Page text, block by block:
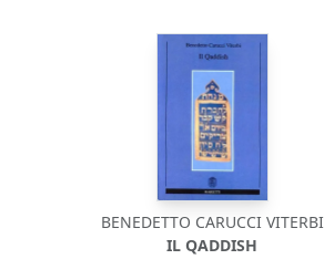
BENEDETTO CARUCCI VITERBI
IL QADDISH